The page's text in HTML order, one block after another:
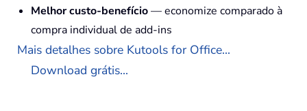
Melhor custo-benefício— economize comparado à
compra individual de add-ins
Mais detalhes sobre Kutools for Office...
Download grátis...